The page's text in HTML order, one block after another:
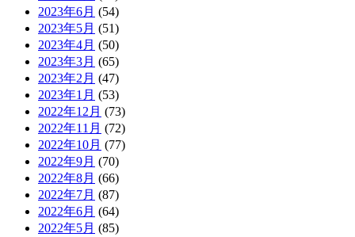
2023年6月 (54)
2023年5月 (51)
2023年4月 (50)
2023年3月 (65)
2023年2月 (47)
2023年1月 (53)
2022年12月 (73)
2022年11月 (72)
2022年10月 (77)
2022年9月 (70)
2022年8月 (66)
2022年7月 (87)
2022年6月 (64)
2022年5月 (85)